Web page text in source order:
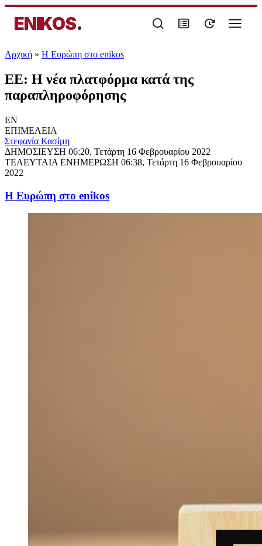
ENIKOS.
Αρχική » Η Ευρώπη στο enikos
ΕΕ: Η νέα πλατφόρμα κατά της
παραπληροφόρησης
EN
ΕΠΙΜΕΛΕΙΑ
Στεφανία Κασίμη
ΔΗΜΟΣΙΕΥΣΗ 06:20, Τετάρτη 16 Φεβρουαρίου 2022
ΤΕΛΕΥΤΑΙΑ ΕΝΗΜΕΡΩΣΗ 06:38, Τετάρτη 16 Φεβρουαρίου
2022
Η Ευρώπη στο enikos